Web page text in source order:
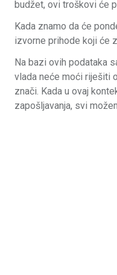
budžet, ovi troškovi će
Kada znamo da će
izvorne prihode koji će
Na bazi ovih podataka
vlada neće moći riješiti
znači. Kada u ovaj
zapošljavanja, svi